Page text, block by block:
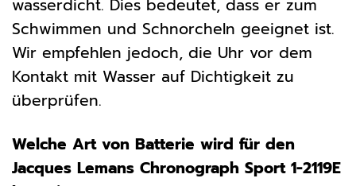
wasserdicht. Dies bedeutet, dass er zum
Schwimmen und Schnorcheln geeignet ist.
Wir empfehlen jedoch, die Uhr vor dem
Kontakt mit Wasser auf Dichtigkeit zu
überprüfen.
Welche Art von Batterie wird für den
Jacques Lemans Chronograph Sport 1-2119E